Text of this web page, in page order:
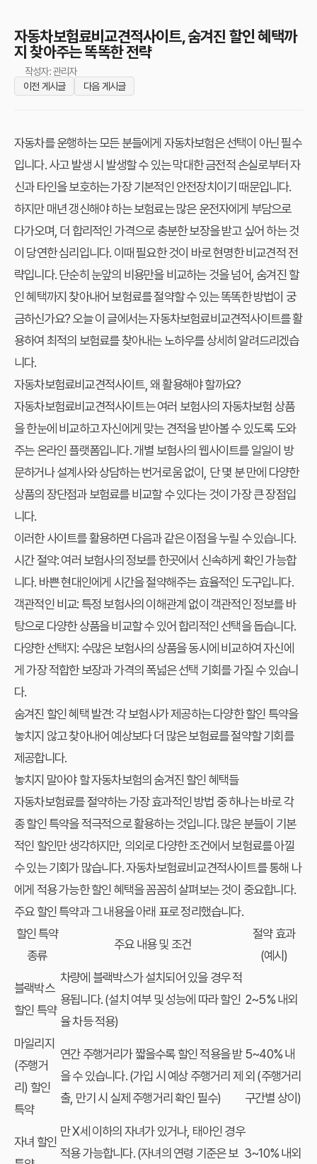
자동차보험료비교견적사이트, 숨겨진 할인 혜택까
지 찾아주는 똑똑한 전략
작성자: 관리자
이전 게시글
다음 게시글
자동차를 운행하는 모든 분들에게 자동차보험은 선택이 아닌 필수
입니다. 사고 발생 시 발생할 수 있는 막대한 금전적 손실로부터 자
신과 타인을 보호하는 가장 기본적인 안전장치이기 때문입니다.
하지만 매년 갱신해야 하는 보험료는 많은 운전자에게 부담으로
다가오며, 더 합리적인 가격으로 충분한 보장을 받고 싶어 하는 것
이 당연한 심리입니다. 이때 필요한 것이 바로 현명한 비교견적 전
략입니다. 단순히 눈앞의 비용만을 비교하는 것을 넘어, 숨겨진 할
인 혜택까지 찾아내어 보험료를 절약할 수 있는 똑똑한 방법이 궁
금하신가요? 오늘 이 글에서는자동차보험료비교견적사이트를 활
용하여 최적의 보험료를 찾아내는 노하우를 상세히 알려드리겠습
니다.
자동차보험료비교견적사이트, 왜 활용해야 할까요?
자동차보험료비교견적사이트는 여러 보험사의 자동차보험 상품
을 한눈에 비교하고 자신에게 맞는 견적을 받아볼 수 있도록 도와
주는 온라인 플랫폼입니다. 개별 보험사의 웹사이트를 일일이 방
문하거나 설계사와 상담하는 번거로움 없이, 단 몇 분 만에 다양한
상품의 장단점과 보험료를 비교할 수 있다는 것이 가장 큰 장점입
니다.
이러한 사이트를 활용하면 다음과 같은 이점을 누릴 수 있습니다.
시간 절약:여러 보험사의 정보를 한곳에서 신속하게 확인 가능합
니다. 바쁜 현대인에게 시간을 절약해주는 효율적인 도구입니다.
객관적인 비교: 특정 보험사의 이해관계 없이 객관적인 정보를 바
탕으로 다양한 상품을 비교할 수 있어 합리적인 선택을 돕습니다.
다양한 선택지: 수많은 보험사의 상품을 동시에 비교하여 자신에
게 가장 적합한 보장과 가격의 폭넓은 선택 기회를 가질 수 있습니
다.
숨겨진 할인 혜택 발견:각 보험사가 제공하는 다양한 할인 특약을
놓치지 않고 찾아내어 예상보다 더 많은 보험료를 절약할 기회를
제공합니다.
놓치지 말아야 할 자동차보험의 숨겨진 할인 혜택들
자동차보험료를 절약하는 가장 효과적인 방법 중 하나는 바로 각
종 할인 특약을 적극적으로 활용하는 것입니다. 많은 분들이 기본
적인 할인만 생각하지만, 의외로 다양한 조건에서 보험료를 아낄
수 있는 기회가 많습니다.자동차보험료비교견적사이트를 통해 나
에게 적용 가능한 할인 혜택을 꼼꼼히 살펴보는 것이 중요합니다.
주요 할인 특약과 그 내용을 아래 표로 정리했습니다.
할인 특약
종류
주요 내용 및 조건
절약 효과
(예시)
블랙박스
할인 특약
차량에 블랙박스가 설치되어 있을 경우 적
용됩니다. (설치 여부 및 성능에 따라 할인
율 차등 적용)
2~5% 내외
마일리지
(주행거
리) 할인
특약
연간 주행거리가 짧을수록 할인 적용을 받
을 수 있습니다. (가입 시 예상 주행거리 제
출, 만기 시 실제 주행거리 확인 필수)
5~40% 내
외 (주행거리
구간별 상이)
자녀 할인
만 X세 이하의 자녀가 있거나, 태아인 경우
적용 가능합니다. (자녀의 연령 기준은 보 3~10% 내외